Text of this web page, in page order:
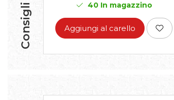
Consigli 40In magazzino
Aggiungi al carello